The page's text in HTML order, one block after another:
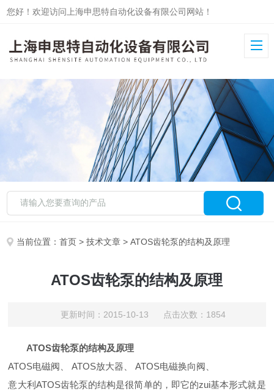
您好！欢迎访问上海申思特自动化设备有限公司网站！
当前位置：首页 >技术文章 > ATOS齿轮泵的结构及原理
ATOS齿轮泵的结构及原理
更新时间：2015-10-13 点击次数：1854
ATOS齿轮泵的结构及原理
ATOS电磁阀、 ATOS放大器、 ATOS电磁换向阀、
意大利ATOS齿轮泵的结构是很简单的，即它的zui基本形式就是